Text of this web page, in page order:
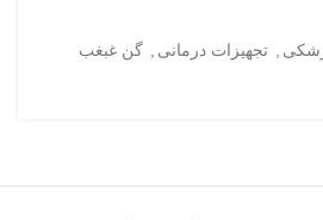
تجهیزات درمانی
گن غبغب